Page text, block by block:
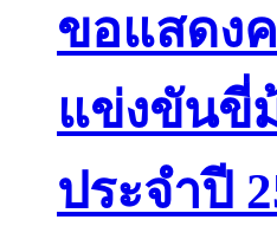
ขอแสดง
แข่งขันขี่
ประจำปี